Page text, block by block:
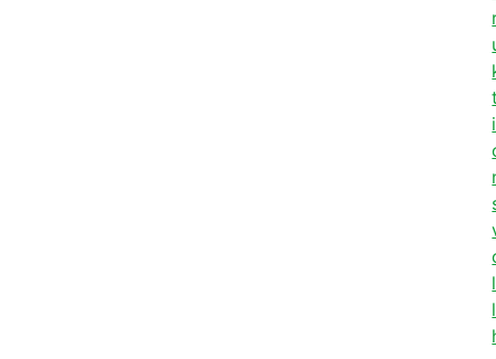
i
l
l